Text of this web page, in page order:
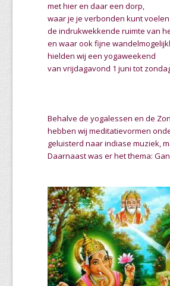
met hier en daar een dorp,
waar je je verbonden kunt
de indrukwekkende ruimte van
en waar ook fijne
hielden wij een yogaweekend
van vrijdagavond 1 juni tot
Behalve de yogalessen en de
hebben wij meditatievormen
geluisterd naar indiase muziek,
Daarnaast was er het thema: